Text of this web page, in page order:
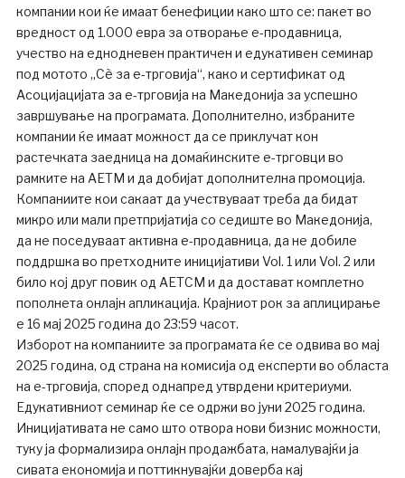
компании кои ќе имаат бенефиции како што се: пакет во
вредност од 1.000 евра за отворање е-продавница,
учество на еднодневен практичен и едукативен семинар
под мотото „Сѐ за е-трговија“, како и сертификат од
Асоцијацијата за е-трговија на Македонија за успешно
завршување на програмата. Дополнително, избраните
компании ќе имаат можност да се приклучат кон
растечката заедница на домаќинските е-трговци во
рамките на АЕТМ и да добијат дополнителна промоција.
Компаниите кои сакаат да учествуваат треба да бидат
микро или мали претпријатија со седиште во Македонија,
да не поседуваат активна е-продавница, да не добиле
поддршка во претходните иницијативи Vol. 1 или Vol. 2 или
било кој друг повик од АЕТСМ и да достават комплетно
пополнета онлајн апликација. Крајниот рок за аплицирање
е 16 мај 2025 година до 23:59 часот.
Изборот на компаниите за програмата ќе се одвива во мај
2025 година, од страна на комисија од експерти во областа
на е-трговија, според однапред утврдени критериуми.
Едукативниот семинар ќе се одржи во јуни 2025 година.
Иницијативата не само што отвора нови бизнис можности,
туку ја формализира онлајн продажбата, намалувајќи ја
сивата економија и поттикнувајќи доверба кај